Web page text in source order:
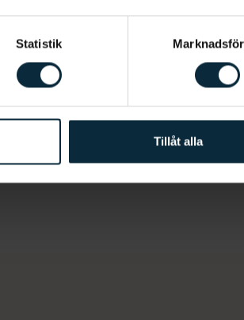
Statistik
Tillåt alla
Estetisk tandvård
Våra tandläkare i Karlastaden kan även
av estetiska behandlingar. Inom
utseende som står i fokus och vi kan
form. Exempel på estetiska
Karlastaden arbetar med är olika typer av